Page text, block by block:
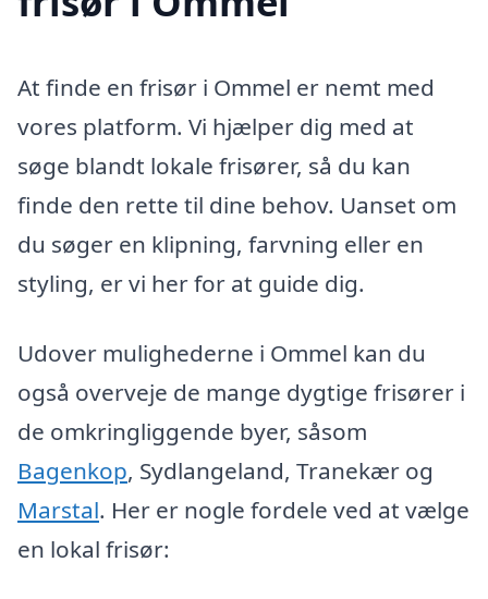
At finde en frisør i Ommel er nemt med
vores platform. Vi hjælper dig med at
søge blandt lokale frisører, så du kan
finde den rette til dine behov. Uanset om
du søger en klipning, farvning eller en
styling, er vi her for at guide dig.
Udover mulighederne i Ommel kan du
også overveje de mange dygtige frisører i
de omkringliggende byer, såsom
Bagenkop, Sydlangeland, Tranekær og
Marstal. Her er nogle fordele ved at vælge
en lokal frisør: